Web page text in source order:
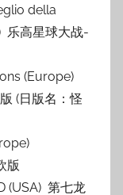
della
乐高星球大战-
(Europe)
(日版名：怪
版
(USA) 第七龙